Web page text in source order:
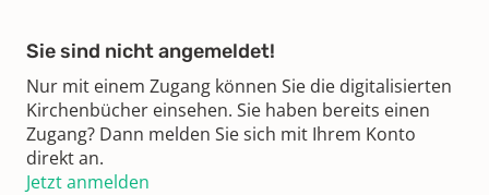
Sie sind nicht angemeldet!
Nur mit einem Zugang können Sie die digitalisierten
Kirchenbücher einsehen. Sie haben bereits einen
Zugang? Dann melden Sie sich mit Ihrem Konto
direkt an.
Jetzt anmelden